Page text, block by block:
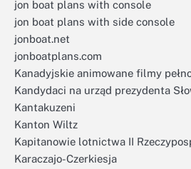
jon boat plans with console
jon boat plans with side console
jonboat.net
jonboatplans.com
Kanadyjskie animowane filmy
Kandydaci na urząd prezydenta
Kantakuzeni
Kanton Wiltz
Kapitanowie lotnictwa II
Karaczajo-Czerkiesja